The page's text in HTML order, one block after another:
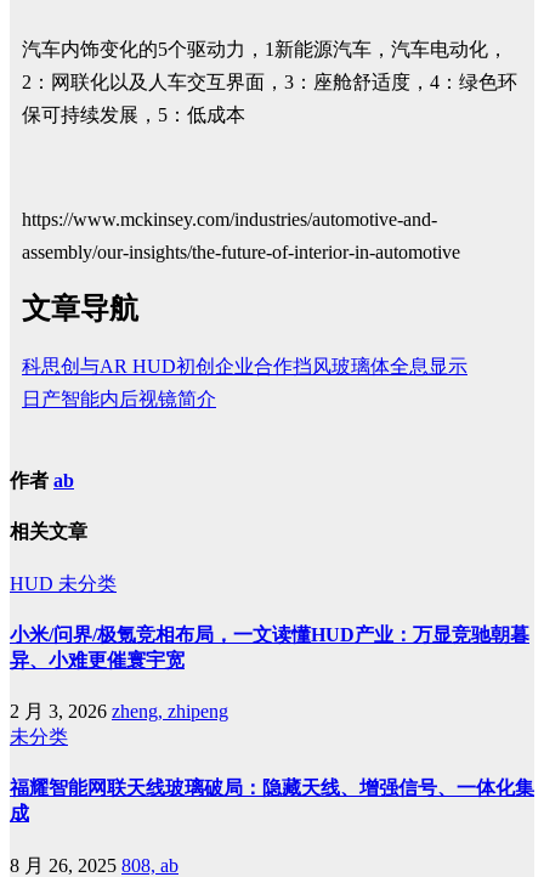
汽车内饰变化的5个驱动力，1新能源汽车，汽车电动化，
2：网联化以及人车交互界面，3：座舱舒适度，4：绿色环
保可持续发展，5：低成本
https://www.mckinsey.com/industries/automotive-and-
assembly/our-insights/the-future-of-interior-in-automotive
文章导航
科思创与AR HUD初创企业合作挡风玻璃体全息显示
日产智能内后视镜简介
作者 ab
相关文章
HUD 未分类
小米/问界/极氪竞相布局，一文读懂HUD产业：万显竞驰朝暮
异、小难更催寰宇宽
2 月 3, 2026 zheng, zhipeng
未分类
福耀智能网联天线玻璃破局：隐藏天线、增强信号、一体化集
成
8 月 26, 2025 808, ab